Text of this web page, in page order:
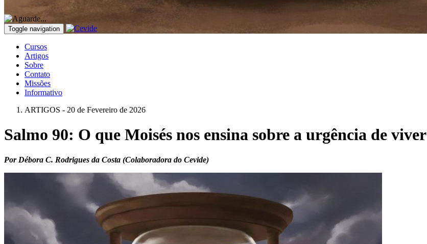
Toggle navigation
Cursos
Artigos
Sobre
Contato
Missões
Informativo
ARTIGOS - 20 de Fevereiro de 2026
Salmo 90: O que Moisés nos ensina sobre a urgência de viver
Por Débora C. Rodrigues da Costa (Colaboradora do Cevide)